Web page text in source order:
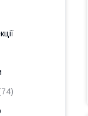
74